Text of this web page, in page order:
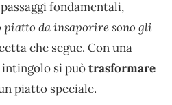
fondamentali,
piatto da insaporire sono gli
che segue. Con una
intingolo si puòtrasformare
piatto speciale.